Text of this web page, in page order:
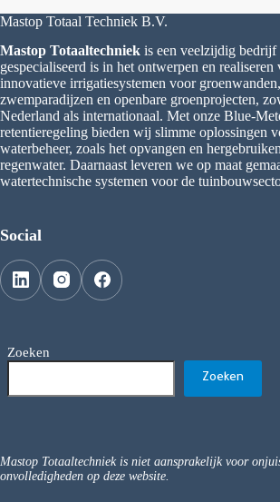
Mastop Totaal Techniek B.V.
Mastop Totaaltechniek is een veelzijdig bedrijf
gespecialiseerd is in het ontwerpen en realiseren
innovatieve irrigatiesystemen voor
zwemparadijzen en openbare groenprojecten,
Nederland als internationaal. Met onze Blue-
retentieregeling bieden wij slimme oplossingen
waterbeheer, zoals het opvangen en
regenwater. Daarnaast leveren we op maat
watertechnische systemen voor de
Social
Zoeken
Zoeken
Mastop Totaaltechniek is niet aansprakelijk voor
onvolledigheden op deze website.